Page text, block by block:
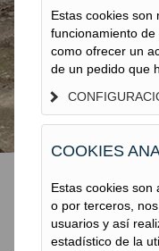
Estas cookies son
funcionamiento de
como ofrecer un
de un pedido que
COOKIES
Estas cookies son
o por terceros,
usuarios y así
estadístico de la